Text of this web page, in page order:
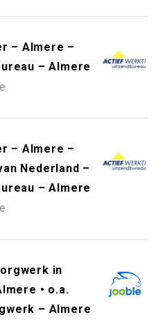
– Almere –
– Almere
– Almere –
Nederland –
– Almere
in
• o.a.
– Almere